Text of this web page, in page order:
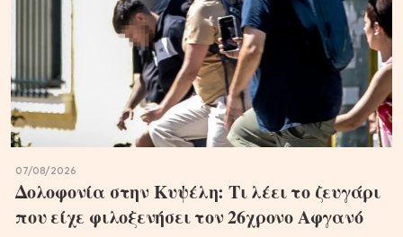
07/08/2026
Δολοφονία στην Κυψέλη: Τι λέει το ζευγάρι
που είχε φιλοξενήσει τον 26χρονο Αφγανό